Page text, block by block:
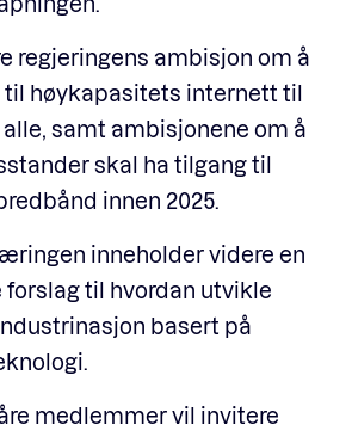
regjeringens ambisjon om å
til høykapasitets internett til
samt ambisjonene om å
skal ha tilgang til
innen 2025.
inneholder videre en
forslag til hvordan utvikle
basert på
medlemmer vil invitere